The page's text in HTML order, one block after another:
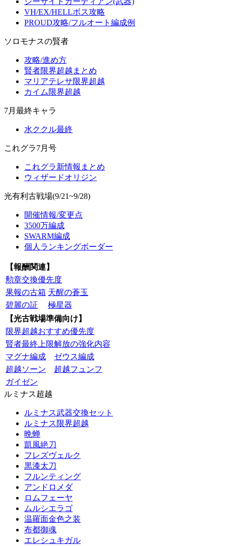
VH/EX/HELLボス攻略
PROUD攻略/フルオート編成例
ソロモナスの賢者
攻略/進め方
賢者限界超越まとめ
マリアテレサ限界超越
カイム限界超越
7月最終キャラ
水ククル最終
これグラ7月号
これグラ新情報まとめ
ウィザードオリジン
光有利古戦場(9/21~9/28)
開催情報/変更点
3500万編成
SWARM編成
個人ランキングボーダー
【報酬関連】
勲章交換優先度
果報の古箱 天醒の蒼玉
碧麗の証
極星器
【光古戦場準備向け】
限界超越おすすめ優先度
賢者最終上限解放の強化内容
マグナ編成
ゼウス編成
超越ソーン
超越フュンフ
ガイゼン
ルミナス超越
ルミナス武器交換セット
ルミナス限界超越
晩蝉
凱風絶刀
フレズヴェルク
黒漆太刀
フルンティング
アンドロメダ
ロムフェーヤ
ムルシエラゴ
温羅面金色之装
布都御魂
エレシュキガル